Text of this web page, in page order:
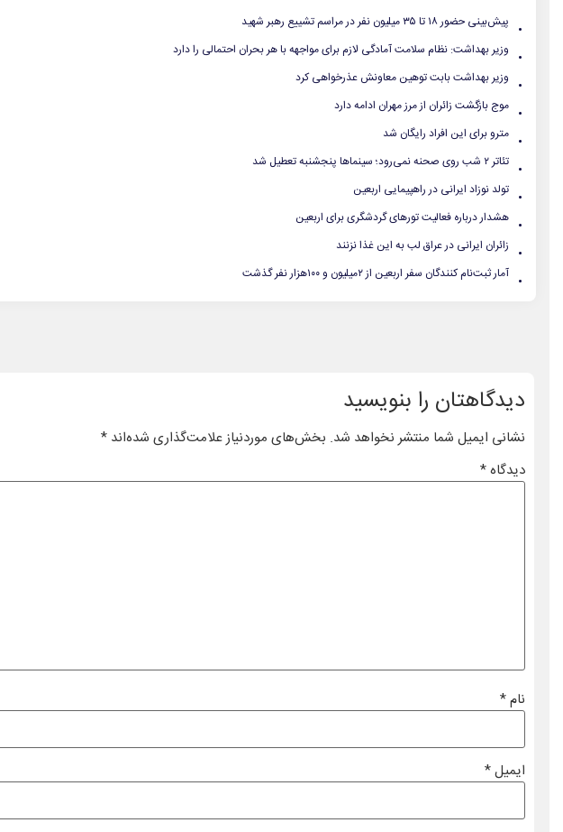
. پیش‌بینی حضور ۱۸ تا ۳۵ میلیون نفر در مراسم تشییع رهبر شهید
. وزیر بهداشت: نظام سلامت آمادگی لازم برای مواجهه با هر بحران‌ احتمالی را دارد
. وزیر بهداشت بابت توهین معاونش عذرخواهی کرد
. موج بازگشت زائران از مرز مهران ادامه دارد
. مترو برای این افراد رایگان شد
. تئاتر ۲ شب روی صحنه نمی‌رود؛ سینماها پنجشنبه تعطیل شد
. تولد نوزاد ایرانی در راهپیمایی اربعین
. هشدار درباره فعالیت تورهای گردشگری برای اربعین
. زائران ایرانی در عراق لب به این غذا نزنند
. آمار ثبت‌نام کنندگان سفر اربعین از ۲میلیون و ۱۰۰هزار نفر گذشت
دیدگاهتان را بنویسید
نشانی ایمیل شما منتشر نخواهد شد. بخش‌های موردنیاز علامت‌گذاری شده‌اند*
دیدگاه*
نام*
ایمیل*